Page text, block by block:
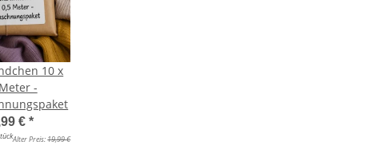
10 x
-
€*
Alter Preis:19,99 €